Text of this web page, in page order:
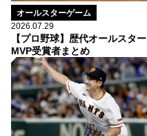
オールスターゲーム
2026.07.29
【プロ野球】歴代オールスター
MVP受賞者まとめ